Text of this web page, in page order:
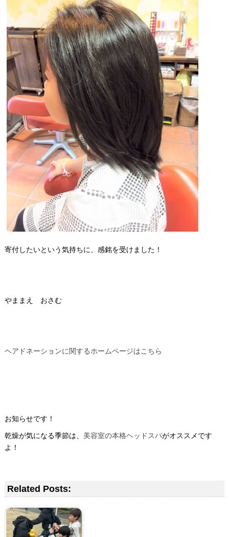
寄付したいという気持ちに、感銘を受けました！
やままえ おさむ
ヘアドネーションに関するホームページはこちら
お知らせです！
乾燥が気になる季節は、 美容室の本格ヘッドスパがオススメです
よ！
Related Posts: